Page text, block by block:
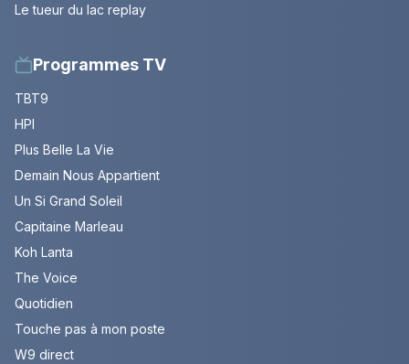
Le tueur du lac replay
Programmes TV
TBT9
HPI
Plus Belle La Vie
Demain Nous Appartient
Un Si Grand Soleil
Capitaine Marleau
Koh Lanta
The Voice
Quotidien
Touche pas à mon poste
W9 direct